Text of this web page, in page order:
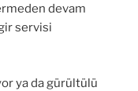
devam
servisi
ya da gürültülü